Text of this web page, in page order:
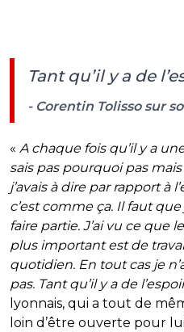
Tant qu’il y a de
- Corentin Tolisso sur
« A chaque fois qu’il y a
sais pas pourquoi pas
j’avais à dire par rapport à
c’est comme ça. Il faut
faire partie. J’ai vu ce que
plus important est de
quotidien. En tout cas je
pas. Tant qu’il y a de
lyonnais, qui a tout de
loin d’être ouverte pour